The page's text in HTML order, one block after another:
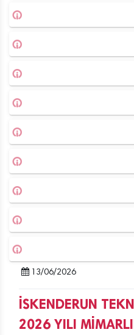
13/06/2026
İSKENDERUN
2026 YILI